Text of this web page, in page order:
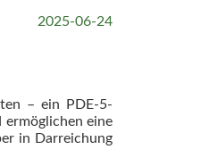
2025-06-24
– ein PDE-5-
ermöglichen eine
in Darreichung